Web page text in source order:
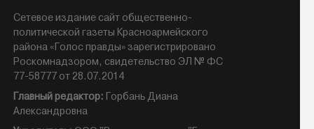
Сетевое издание сайт общественно-
политической газеты Красноармейского
района «Голос правды» зарегистрировано
Роскомнадзором, свидетельство ЭЛ № ФС
77-58777 от 28.07.2014
Главный редактор: Горбань Диана
Александровна